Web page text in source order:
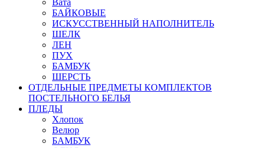
БАЙКОВЫЕ
ИСКУССТВЕННЫЙ НАПОЛНИТЕЛЬ
ШЕЛК
ЛЕН
ПУХ
БАМБУК
ШЕРСТЬ
ОТДЕЛЬНЫЕ ПРЕДМЕТЫ КОМПЛЕКТОВ
ПОСТЕЛЬНОГО БЕЛЬЯ
ПЛЕДЫ
Хлопок
Велюр
БАМБУК